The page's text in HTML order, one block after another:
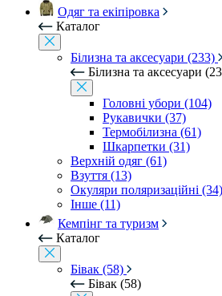
Одяг та екіпіровка
Каталог
Білизна та аксесуари (233)
Білизна та аксесуари
Головні убори (104)
Рукавички (37)
Термобілизна (61)
Шкарпетки (31)
Верхній одяг (61)
Взуття (13)
Окуляри поляризаційні (34)
Інше (11)
Кемпінг та туризм
Каталог
Бівак (58)
Бівак (58)